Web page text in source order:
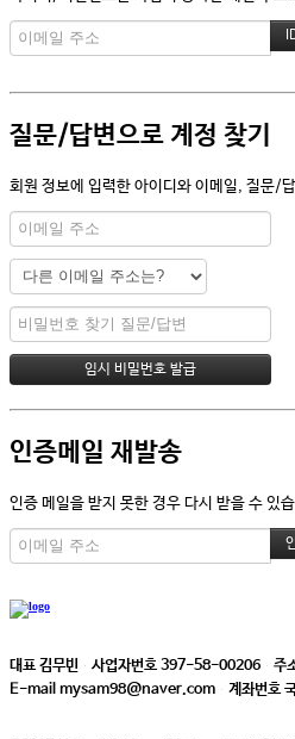
질문/답변으로 계정 찾기
회원 정보에 입력한 아이디와 이메일, 질문/
인증메일 재발송
인증 메일을 받지 못한 경우 다시 받을 수 있
대표김무빈 사업자번호397-58-00206 주
E-mail mysam98@naver.com 계좌번호